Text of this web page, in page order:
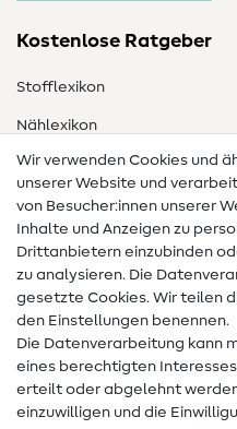
Kostenlose Ratgeber
Stofflexikon
Nählexikon
Nähanleitungen
Hilfe & Kontakt
Kontakt
Infos zum Betreiberwechsel
Widerrufsrecht
Beliebt
Wir verwenden Cookies und
unserer Website und
von Besucher:innen unserer
Inhalte und Anzeigen zu
Drittanbietern einzubinden
zu analysieren. Die
gesetzte Cookies. Wir teilen
den Einstellungen benennen.
Die Datenverarbeitung kann
eines berechtigten
erteilt oder abgelehnt
einzuwilligen und die